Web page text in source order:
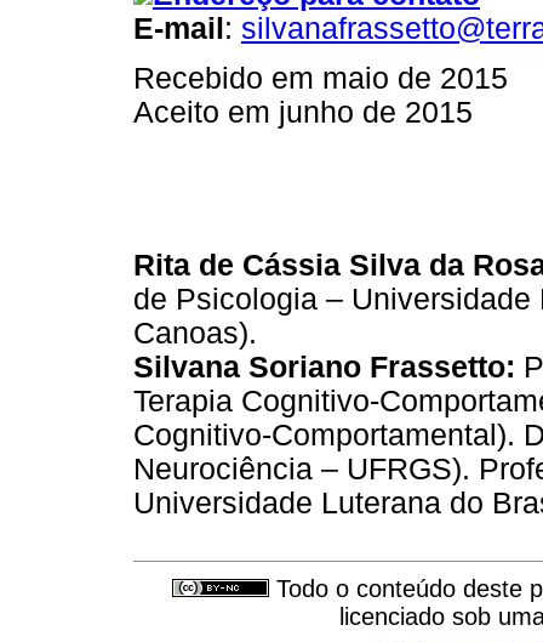
E-mail :
Recebido em maio de 2015
Aceito em junho de 2015
Rita de Cássia Silva da
de Psicologia –
Canoas).
Silvana Soriano Frassetto:
Terapia Cognitivo-
Cognitivo-Comportamental).
Neurociência – UFRGS).
Universidade Luterana do
Todo o conteúdo deste
licenciado sob